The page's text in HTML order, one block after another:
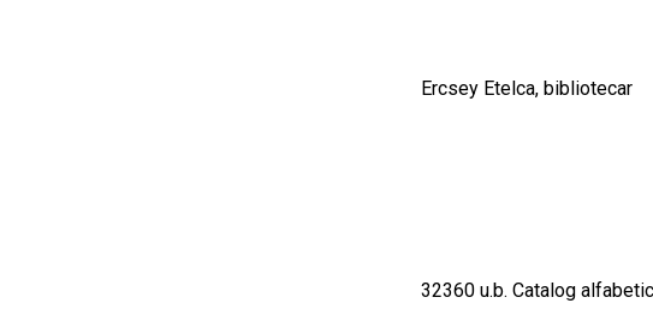
Ercsey Etelca, bibliotecar
32360 u.b. Catalog